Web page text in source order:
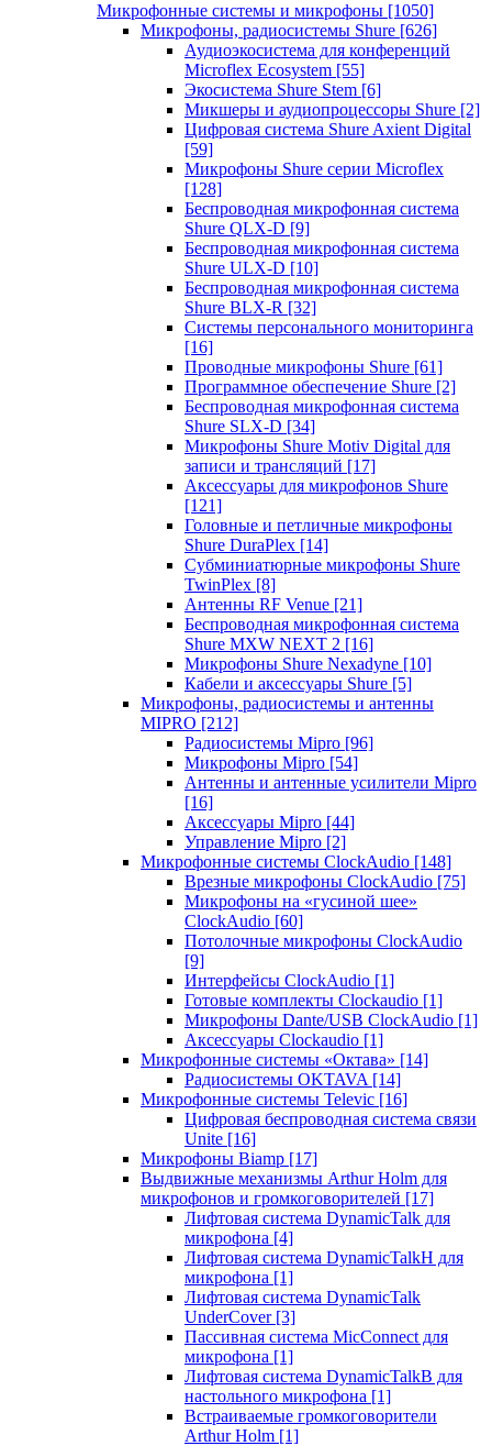
Микрофонные системы и микрофоны [1050]
Микрофоны, радиосистемы Shure [626]
Аудиоэкосистема для конференций
Microflex Ecosystem [55]
Экосистема Shure Stem [6]
Микшеры и аудиопроцессоры Shure [2]
Цифровая система Shure Axient Digital
[59]
Микрофоны Shure серии Microflex
[128]
Беспроводная микрофонная система
Shure QLX-D [9]
Беспроводная микрофонная система
Shure ULX-D [10]
Беспроводная микрофонная система
Shure BLX-R [32]
Системы персонального мониторинга
[16]
Проводные микрофоны Shure [61]
Программное обеспечение Shure [2]
Беспроводная микрофонная система
Shure SLX-D [34]
Микрофоны Shure Motiv Digital для
записи и трансляций [17]
Аксессуары для микрофонов Shure
[121]
Головные и петличные микрофоны
Shure DuraPlex [14]
Субминиатюрные микрофоны Shure
TwinPlex [8]
Антенны RF Venue [21]
Беспроводная микрофонная система
Shure MXW NEXT 2 [16]
Микрофоны Shure Nexadyne [10]
Кабели и аксессуары Shure [5]
Микрофоны, радиосистемы и антенны
MIPRO [212]
Радиосистемы Mipro [96]
Микрофоны Mipro [54]
Антенны и антенные усилители Mipro
[16]
Аксессуары Mipro [44]
Управление Mipro [2]
Микрофонные системы ClockAudio [148]
Врезные микрофоны ClockAudio [75]
Микрофоны на «гусиной шее»
ClockAudio [60]
Потолочные микрофоны ClockAudio
[9]
Интерфейсы ClockAudio [1]
Готовые комплекты Clockaudio [1]
Микрофоны Dante/USB ClockAudio [1]
Аксессуары Clockaudio [1]
Микрофонные системы «Октава» [14]
Радиосистемы OKTAVA [14]
Микрофонные системы Televic [16]
Цифровая беспроводная система связи
Unite [16]
Микрофоны Biamp [17]
Выдвижные механизмы Arthur Holm для
микрофонов и громкоговорителей [17]
Лифтовая система DynamicTalk для
микрофона [4]
Лифтовая система DynamicTalkH для
микрофона [1]
Лифтовая система DynamicTalk
UnderCover [3]
Пассивная система MicConnect для
микрофона [1]
Лифтовая система DynamicTalkB для
настольного микрофона [1]
Встраиваемые громкоговорители
Arthur Holm [1]